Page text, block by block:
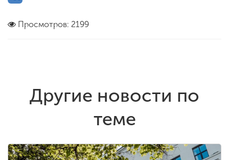
Просмотров: 2199
Другие новости по
теме